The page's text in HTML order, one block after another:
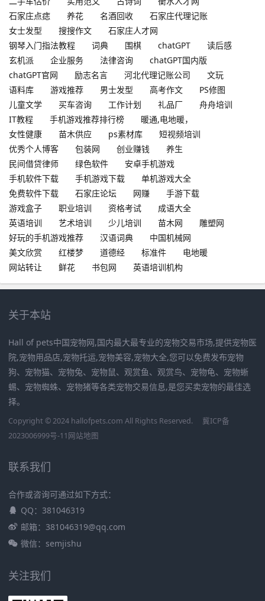
石家庄点痣
养花 名酒回收
石家庄代理记账
女士发型
搜搜作文
石家庄人才网
钢琴入门指法教程
词典 围棋 chatGPT
读后感
玄机派
企业服务 法律咨询
chatGPT国内版
chatGPT官网
励志名言 河北代理记账公司
文玩
语料库
游戏推荐 男士发型 高考作文
PS修图
儿童文学
买车咨询 工作计划 礼品厂
舟舟培训
IT教程
手机游戏推荐排行榜
暖通,电地暖，
女性健康
苗木供应 ps素材库
短视频培训
优秀个人博客
包装网 创业赚钱
养生
民间借贷律师
绿色软件
安卓手机游戏
手机软件下载
手机游戏下载
单机游戏大全
免费软件下载
石家庄论坛 网赚
手游下载
游戏盒子
职业培训 资格考试
成语大全
英语培训
艺术培训 少儿培训 苗木网
雕塑网
好玩的手机游戏推荐
汉语词典
中国机械网
美文欣赏
红楼梦 道德经 标准件
电地暖
网站转让
鲜花 书包网 英语培训机构
关于本站
Hall of pets中国宠物网,国内最大最专业的宠物交易市场,提供宠物医
院,宠物用品店,宠物托运,宠物美容,宠物大全,您可以免费发布宠物
狗、宠物猫、宠物兔、宠物鼠、观赏鱼、观赏鸟、宠物龟、宠物蜥
蜴、宠物蜘蛛、宠物猪等各类宠物交易信息,是您买卖宠物的最佳选
择。
Copyright © 2024 hallofpets.com All Rights Reserved.
冀ICP备
2023006999号-11网站地图
联系我们
合作或咨询可通过如下方式：
QQ：381046319
邮箱：381046319@qq.com
微信：semjishu
关注我们